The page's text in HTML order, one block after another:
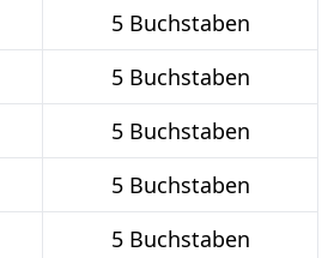
5 Buchstaben
5 Buchstaben
5 Buchstaben
5 Buchstaben
5 Buchstaben